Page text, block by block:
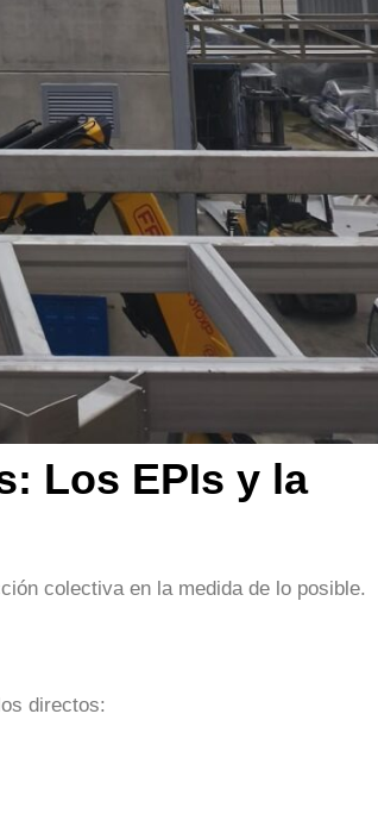
Los EPIs y la
colectiva en la medida de lo posible.
directos: